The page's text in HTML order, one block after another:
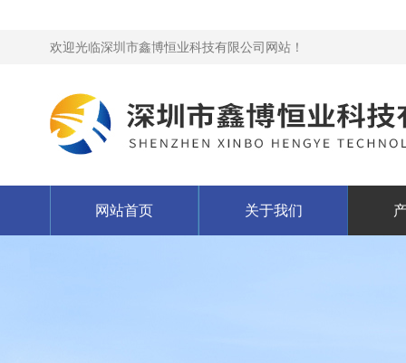
欢迎光临深圳市鑫博恒业科技有限公司网站！
网站首页 关于我们